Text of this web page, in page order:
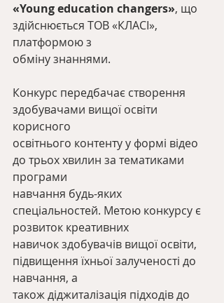
«Young education changers», що
здійснюється ТОВ «КЛАСІ»,
платформою з
обміну знаннями.
Конкурс передбачає створення
здобувачами вищої освіти
корисного
освітнього контенту у формі відео
до трьох хвилин за тематиками
програми
навчання будь-яких
спеціальностей. Метою конкурсу є
розвиток креативних
навичок здобувачів вищої освіти,
підвищення їхньої залученості до
навчання, а
також діджиталізація підходів до